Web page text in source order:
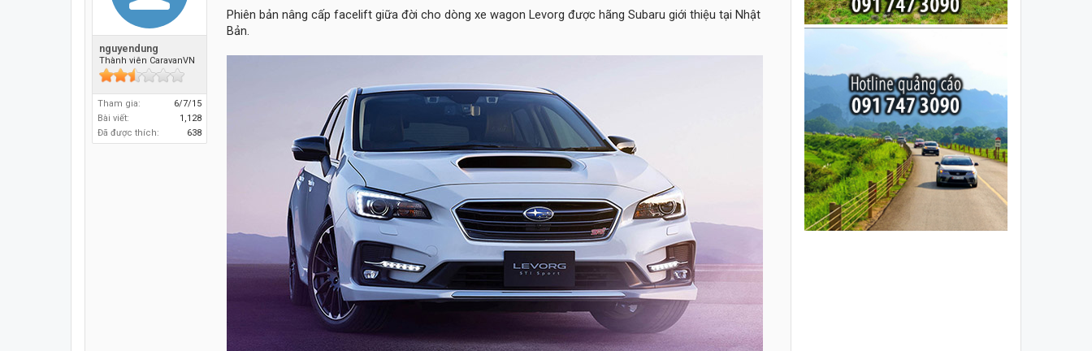
nguyendung
Thành viên CaravanVN
Tham gia:
6/7/15
Bài viết:
1,128
Đã được thích:
638
Phiên bản nâng cấp facelift giữa đời cho dòng xe wagon Levorg được hãng Subaru giới thiệu tại Nhật
Bản.